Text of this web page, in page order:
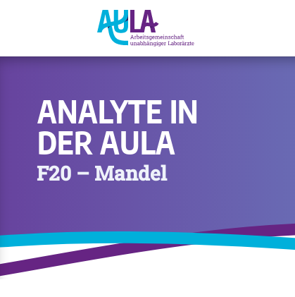
ANALYTE IN
DER AULA
F20 – Mandel